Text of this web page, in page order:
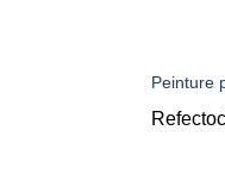
Peinture